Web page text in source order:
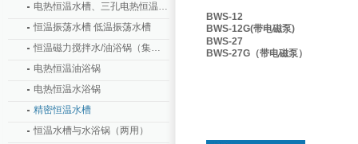
电热恒温水槽、三孔电热恒温水槽、透明循环水槽
恒温振荡水槽 低温振荡水槽
恒温磁力搅拌水/油浴锅（集成式）
电热恒温油浴锅
电热恒温水浴锅
精密恒温水槽
恒温水槽与水浴锅（两用）
BWS-12
BWS-12G(带电磁泵)
BWS-27
BWS-27G（带电磁泵）